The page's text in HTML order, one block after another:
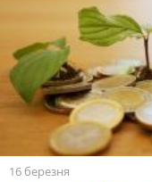
16 березня